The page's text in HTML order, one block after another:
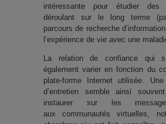
intéressante pour étudier des
déroulant sur le long terme
parcours de recherche
l’expérience de vie avec une
La relation de confiance qui
également varier en fonction du
plate-forme Internet utilisée.
d’entretien semble ainsi
instaurer sur les
aux communautés virtuelles,